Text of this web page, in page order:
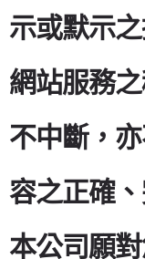
示或默示
網站服務
不中斷，
容之正確
本公司願